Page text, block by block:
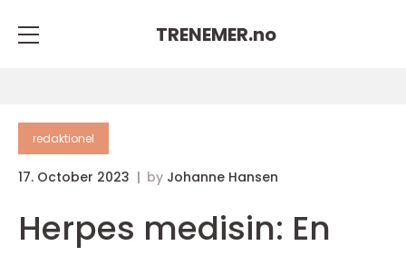
TRENEMER.no
redaktionel
17. October 2023 by Johanne Hansen
Herpes medisin: En